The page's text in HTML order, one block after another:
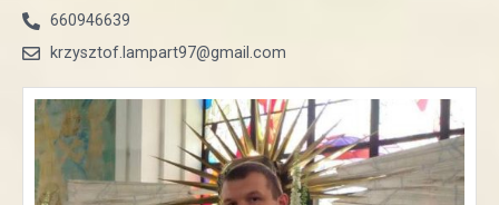
660946639
krzysztof.lampart97@gmail.com